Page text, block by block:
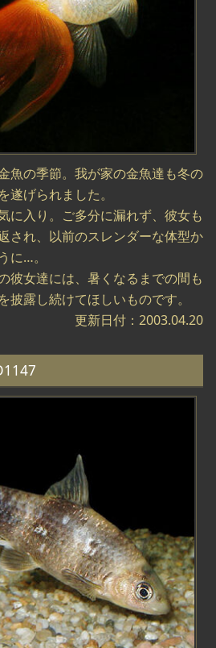
魚の季節。我が家の金魚達も冬の
遂げられました。
に入り。ご多分に漏れず、彼女も
され、以前のスレンダーな体型か
に…。
彼女達には、暑くなるまでの間も
披露し続けてほしいものです。
更新日付：2003.04.20